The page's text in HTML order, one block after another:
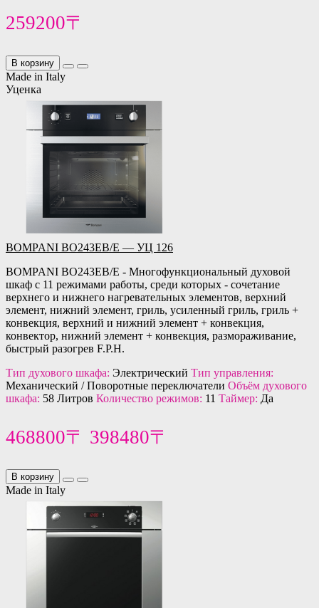
259200〒
В корзину
Made in Italy
Уценка
BOMPANI BO243EB/E — УЦ 126
BOMPANI BO243EB/E - Многофункциональный духовой
шкаф с 11 режимами работы, среди которых - сочетание
верхнего и нижнего нагревательных элементов, верхний
элемент, нижний элемент, гриль, усиленный гриль, гриль +
конвекция, верхний и нижний элемент + конвекция,
конвектор, нижний элемент + конвекция, размораживание,
быстрый разогрев F.P.H.
Тип духового шкафа: Электрический Тип управления:
Механический / Поворотные переключатели Объём духового
шкафа: 58 Литров Количество режимов: 11 Таймер: Да
468800〒 398480〒
В корзину
Made in Italy